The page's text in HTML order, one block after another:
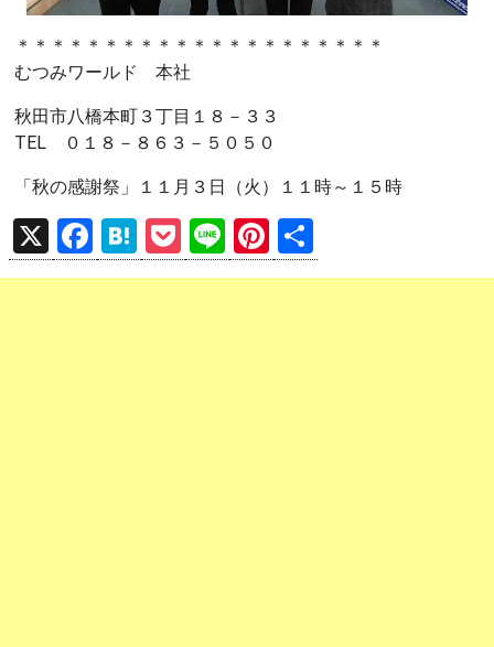
＊＊＊＊＊＊＊＊＊＊＊＊＊＊＊＊＊＊＊＊＊
むつみワールド 本社
秋田市八橋本町３丁目１８－３３
TEL ０１８－８６３－５０５０
「秋の感謝祭」１１月３日（火）１１時～１５時
X
F
a
H
at
P
o
Li
n
Pi
nt 有